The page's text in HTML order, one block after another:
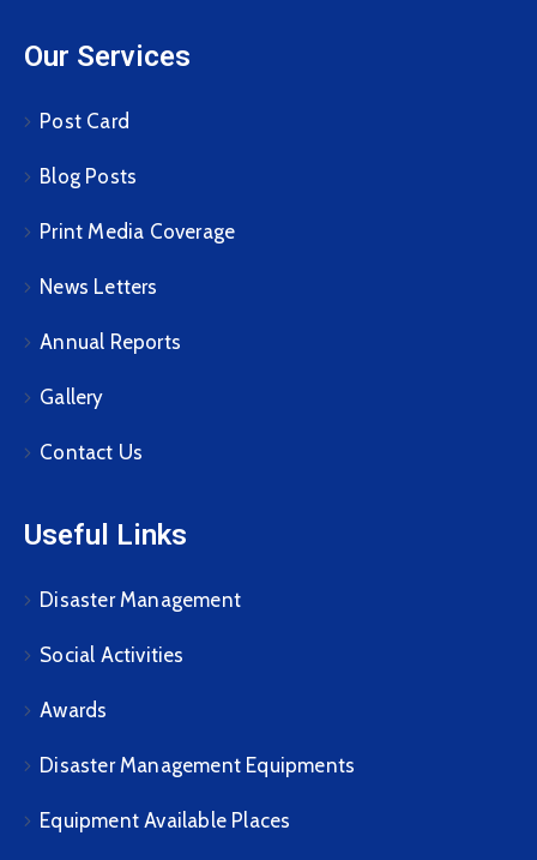
Our Services
Post Card
Blog Posts
Print Media Coverage
News Letters
Annual Reports
Gallery
Contact Us
Useful Links
Disaster Management
Social Activities
Awards
Disaster Management Equipments
Equipment Available Places